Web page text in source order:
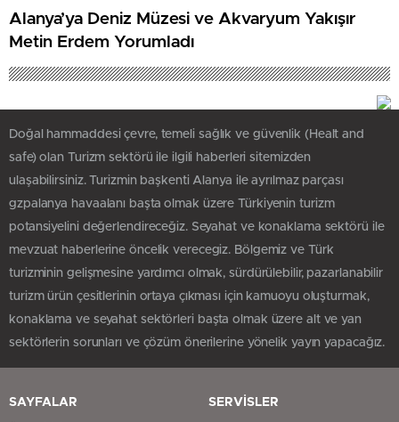
Alanya’ya Deniz Müzesi ve Akvaryum Yakışır
Metin Erdem Yorumladı
Doğal hammaddesi çevre, temeli sağlık ve güvenlik (Healt and
safe) olan Turizm sektörü ile ilgili haberleri sitemizden
ulaşabilirsiniz. Turizmin başkenti Alanya ile ayrılmaz parçası
gzpalanya havaalanı başta olmak üzere Türkiyenin turizm
potansiyelini değerlendireceğiz. Seyahat ve konaklama sektörü ile
mevzuat haberlerine öncelik verecegiz. Bölgemiz ve Türk
turizminin gelişmesine yardımcı olmak, sürdürülebilir, pazarlanabilir
turizm ürün çesitlerinin ortaya çıkması için kamuoyu oluşturmak,
konaklama ve seyahat sektörleri başta olmak üzere alt ve yan
sektörlerin sorunları ve çözüm önerilerine yönelik yayın yapacağız.
SAYFALAR SERVİSLER